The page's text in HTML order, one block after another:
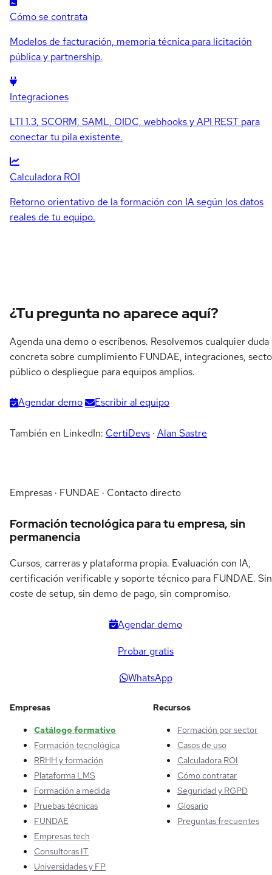
Cómo se contrata
Modelos de facturación, memoria técnica para licitación
pública y partnership.
Integraciones
LTI 1.3, SCORM, SAML, OIDC, webhooks y API REST para
conectar tu pila existente.
Calculadora ROI
Retorno orientativo de la formación con IA según los datos
reales de tu equipo.
¿Tu pregunta no aparece aquí?
Agenda una demo o escríbenos. Resolvemos cualquier duda
concreta sobre cumplimiento FUNDAE, integraciones,
público o despliegue para equipos amplios.
Agendar demo Escribir al equipo
También en LinkedIn: CertiDevs · Alan Sastre
Empresas · FUNDAE · Contacto directo
Formación tecnológica para tu empresa, sin
permanencia
Cursos, carreras y plataforma propia. Evaluación con IA,
certificación verificable y soporte técnico para FUNDAE. Sin
coste de setup, sin demo de pago, sin compromiso.
Agendar demo
Probar gratis
WhatsApp
Empresas
Catálogo formativo
Formación tecnológica
RRHH y formación
Plataforma LMS
Formación a medida
Pruebas técnicas
FUNDAE
Empresas tech
Consultoras IT
Universidades y FP
Recursos
Formación por sector
Casos de uso
Calculadora ROI
Cómo contratar
Seguridad y RGPD
Glosario
Preguntas frecuentes